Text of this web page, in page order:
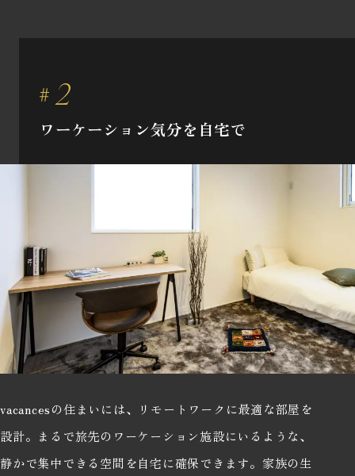
ワーケーション気分を自宅で
vacancesの住まいには、リモートワークに最適な部屋を
設計。まるで旅先のワーケーション施設にいるような、
静かで集中できる空間を自宅に確保できます。家族の生